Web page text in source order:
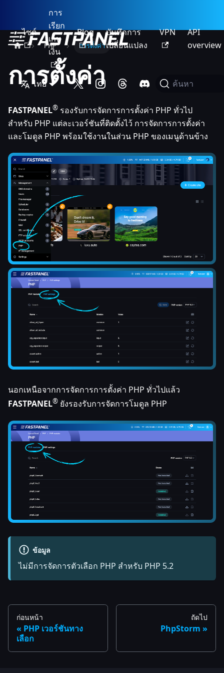
ไซต์
การ
เรียก
เก็บ
เงิน
Blog
บันทึกการ
เปลี่ยนแปลง
VPN
API
overview
ไทย ค้นหา
PHP การตั้งค่า
การตั้งค่า
FASTPANEL® รองรับการจัดการการตั้งค่า PHP ทั่วไป
สำหรับ PHP แต่ละเวอร์ชันที่ติดตั้งไว้ การจัดการการตั้งค่า
และโมดูล PHP พร้อมใช้งานในส่วน PHP ของเมนูด้านข้าง
นอกเหนือจากการจัดการการตั้งค่า PHP ทั่วไปแล้ว
FASTPANEL® ยังรองรับการจัดการโมดูล PHP
ข้อมูล
ไม่มีการจัดการตัวเลือก PHP สำหรับ PHP 5.2
ก่อนหน้า
PHP เวอร์ชันทาง
เลือก
ถัดไป
PhpStorm